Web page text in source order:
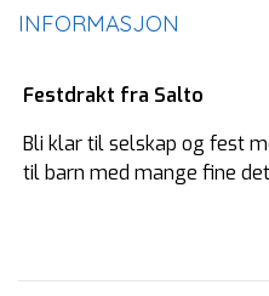
INFORMASJON
Festdrakt fra Salto
Bli klar til selskap og fest
til barn med mange fine